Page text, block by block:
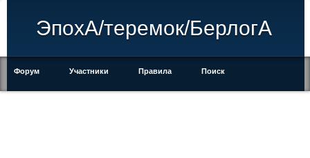
ЭпохА/теремок/БерлогА
Форум Участники Правила Поиск